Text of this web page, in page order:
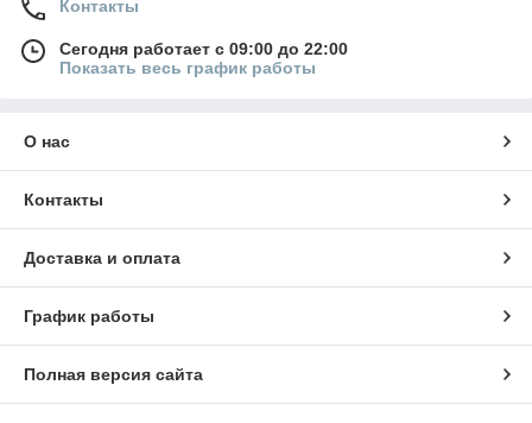
Контакты
Сегодня работает с 09:00 до 22:00
Показать весь график работы
О нас
Контакты
Доставка и оплата
График работы
Полная версия сайта